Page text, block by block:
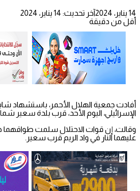
14 يناير، 2024
آخر تحديث: 14 يناير، 2024
أقل من دقيقة
أفادت جمعية الهلال الأحمر، باستشهاد
الإسرائيلي، اليوم الأحد، قرب بلدة سعير
وقالت، إن قوات الاحتلال سلمت طواقهما
عليهما النار في واد الريم قرب سعير.